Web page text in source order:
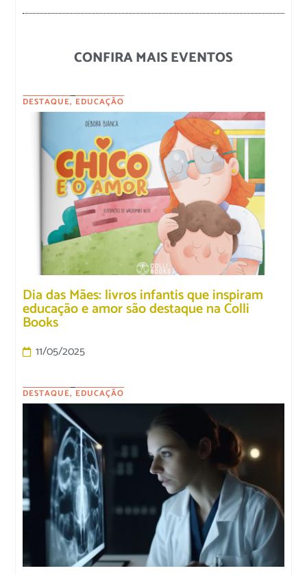
CONFIRA MAIS EVENTOS
DESTAQUE, EDUCAÇÃO
Dia das Mães: livros infantis que inspiram
educação e amor são destaque na Colli
Books
11/05/2025
DESTAQUE, EDUCAÇÃO